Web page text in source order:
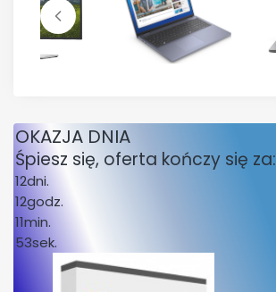
OKAZJA DNIA
Śpiesz się, oferta kończy się za:
12dni.
12godz.
11min.
53sek.
BESTSELLER